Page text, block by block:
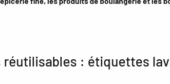
: étiquettes